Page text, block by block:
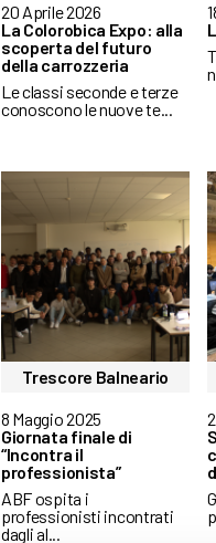
20 Aprile 2026
La Colorobica Expo: alla
scoperta del futuro
della carrozzeria
Le classi seconde e terze
conoscono le nuove te...
Trescore Balneario
8 Maggio 2025
Giornata finale di
“Incontra il
professionista”
ABF ospita i
professionisti incontrati
dagli al...